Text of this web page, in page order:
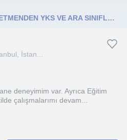
12 YILLIK DENEYİMLİ ÖĞRETMENDEN YKS VE ARA SINIFLAR KİMYA DERSİ
İstan...
deneyimim var. Ayrıca Eğitim
çalışmalarımı devam...